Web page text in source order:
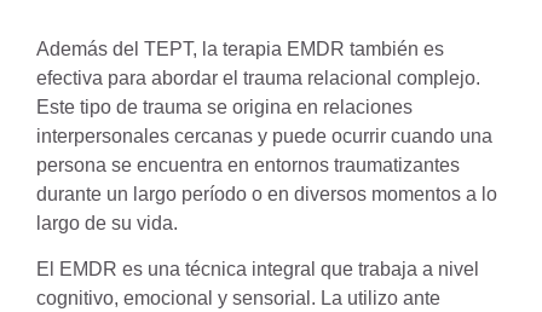
Además del TEPT, la terapia EMDR también es
efectiva para abordar el trauma relacional complejo.
Este tipo de trauma se origina en relaciones
interpersonales cercanas y puede ocurrir cuando una
persona se encuentra en entornos traumatizantes
durante un largo período o en diversos momentos a lo
largo de su vida.
El EMDR es una técnica integral que trabaja a nivel
cognitivo, emocional y sensorial. La utilizo ​​ante